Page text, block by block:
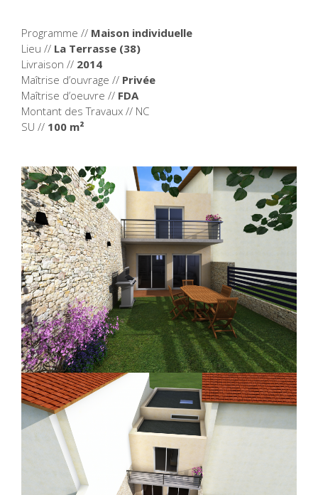
Programme // Maison individuelle
Lieu // La Terrasse (38)
Livraison // 2014
Maîtrise d’ouvrage // Privée
Maîtrise d’oeuvre // FDA
Montant des Travaux // NC
SU // 100 m²